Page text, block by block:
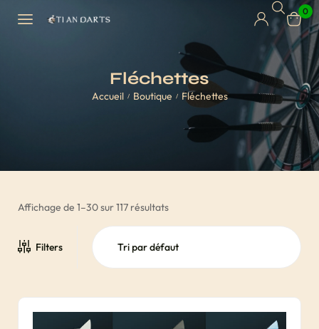
0
Fléchettes
Accueil / Boutique / Fléchettes
Affichage de 1–30 sur 117 résultats
Filters